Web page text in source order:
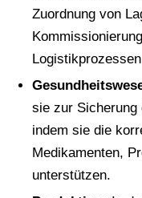
Zuordnung von
sie zur Sicherung
indem sie die
Medikamenten,
unterstützen.